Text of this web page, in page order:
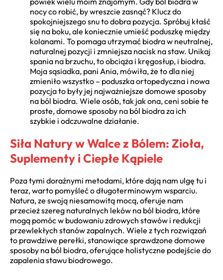
nocy co robić, by wreszcie zasnąć? Klucz do
spokojniejszego snu to dobra pozycja. Spróbuj kłaść
się na boku, ale koniecznie umieść poduszkę między
kolanami. To pomaga utrzymać biodra w neutralnej,
naturalnej pozycji i zmniejsza nacisk na staw. Unikaj
spania na brzuchu, to obciąża i kręgosłup, i biodra.
Moja sąsiadka, pani Ania, mówiła, że to dla niej
zmieniło wszystko – poduszka ortopedyczna i nowa
pozycja to były jej najważniejsze domowe sposoby
na ból biodra. Wiele osób, tak jak ona, ceni sobie te
proste, domowe sposoby na ból biodra za ich
szybkie i odczuwalne działanie.
Siła Natury w Walce z Bólem: Zioła,
Suplementy i Ciepłe Kąpiele
Poza tymi doraźnymi metodami, które dają nam ulgę tu i
teraz, warto pomyśleć o długoterminowym wsparciu.
Natura, ze swoją niesamowitą mocą, oferuje nam
przecież szereg naturalnych leków na ból biodra, które
mogą pomóc w budowaniu zdrowych stawów i redukcji
przewlekłych stanów zapalnych. Wiele z tych rozwiązań
to prawdziwe perełki, stanowiące sprawdzone domowe
sposoby na ból biodra, oferujące holistyczne podejście do
zapalenia stawu biodrowego.